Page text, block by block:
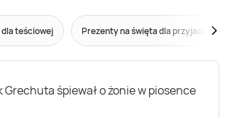
teściowej Prezenty na święta dla przyjaciółki
śpiewał o żonie w piosence